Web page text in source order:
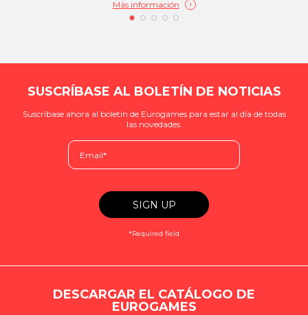
Más información
SUSCRÍBASE AL BOLETÍN DE NOTICIAS
Suscríbase ahora al boletín de Eurogames para estar al día de todas
las novedades.
*Required field
DESCARGAR EL CATÁLOGO DE
EUROGAMES